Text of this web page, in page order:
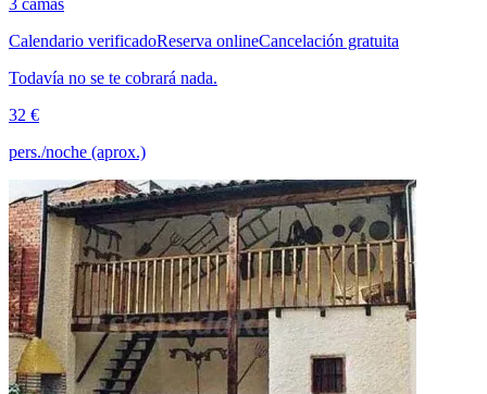
3 camas
Calendario verificadoReserva onlineCancelación gratuita
Todavía no se te cobrará nada.
32 €
pers./noche (aprox.)